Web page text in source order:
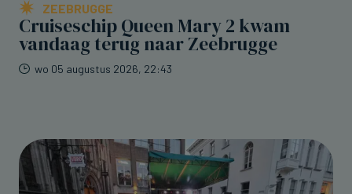
ZEEBRUGGE
Cruiseschip Queen Mary 2 kwam
vandaag terug naar Zeebrugge
wo 05 augustus 2026, 22:43